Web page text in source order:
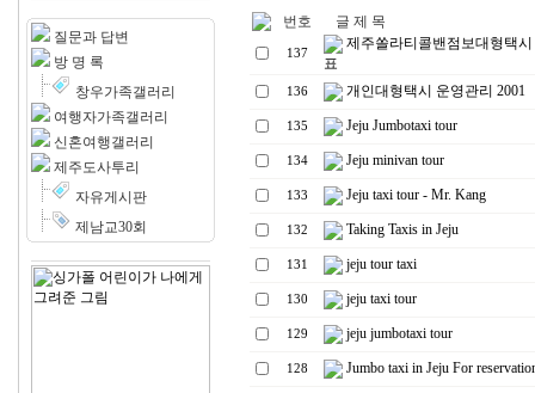
질문과 답변
방 명 록
창우가족갤러리
여행자가족갤러리
신혼여행갤러리
제주도사투리
자유게시판
제남교30회
번호 글 제 목
137
제주쏠라티콜밴점보대형택
표
136 개인대형택시 운영관리 2001
135 Jeju Jumbotaxi tour
134 Jeju minivan tour
133 Jeju taxi tour - Mr. Kang
132 Taking Taxis in Jeju
131 jeju tour taxi
130 jeju taxi tour
129 jeju jumbotaxi tour
128 Jumbo taxi in Jeju For